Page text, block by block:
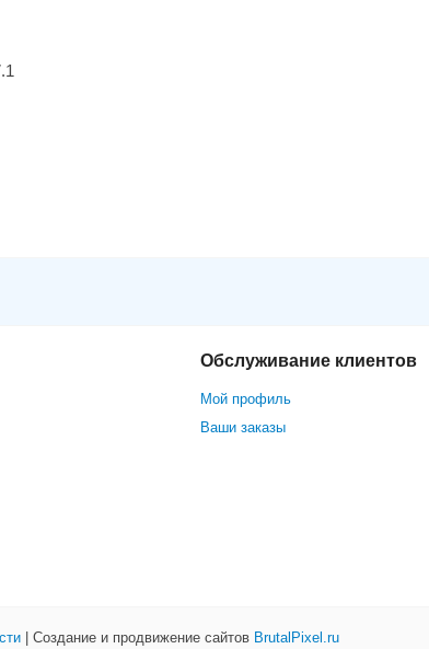
Обслуживание клиентов
Мой профиль
Ваши заказы
| Создание и продвижение сайтов BrutalPixel.ru